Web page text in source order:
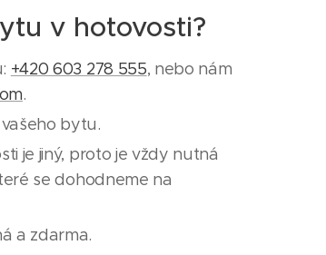
v hotovosti?
+420 603 278 555, nebo nám
.
bytu.
je jiný, proto je vždy nutná
se dohodneme na
a zdarma.